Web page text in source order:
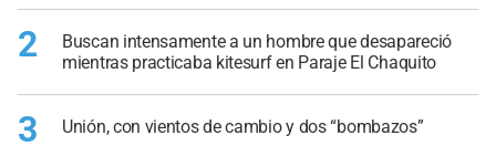
2
Buscan intensamente a un hombre que desapareció
mientras practicaba kitesurf en Paraje El Chaquito
3 Unión, con vientos de cambio y dos “bombazos”